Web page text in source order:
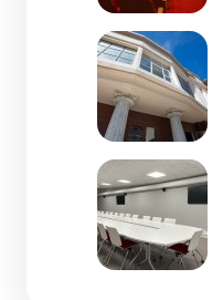
Zoom de l'image
Zoom de l'image